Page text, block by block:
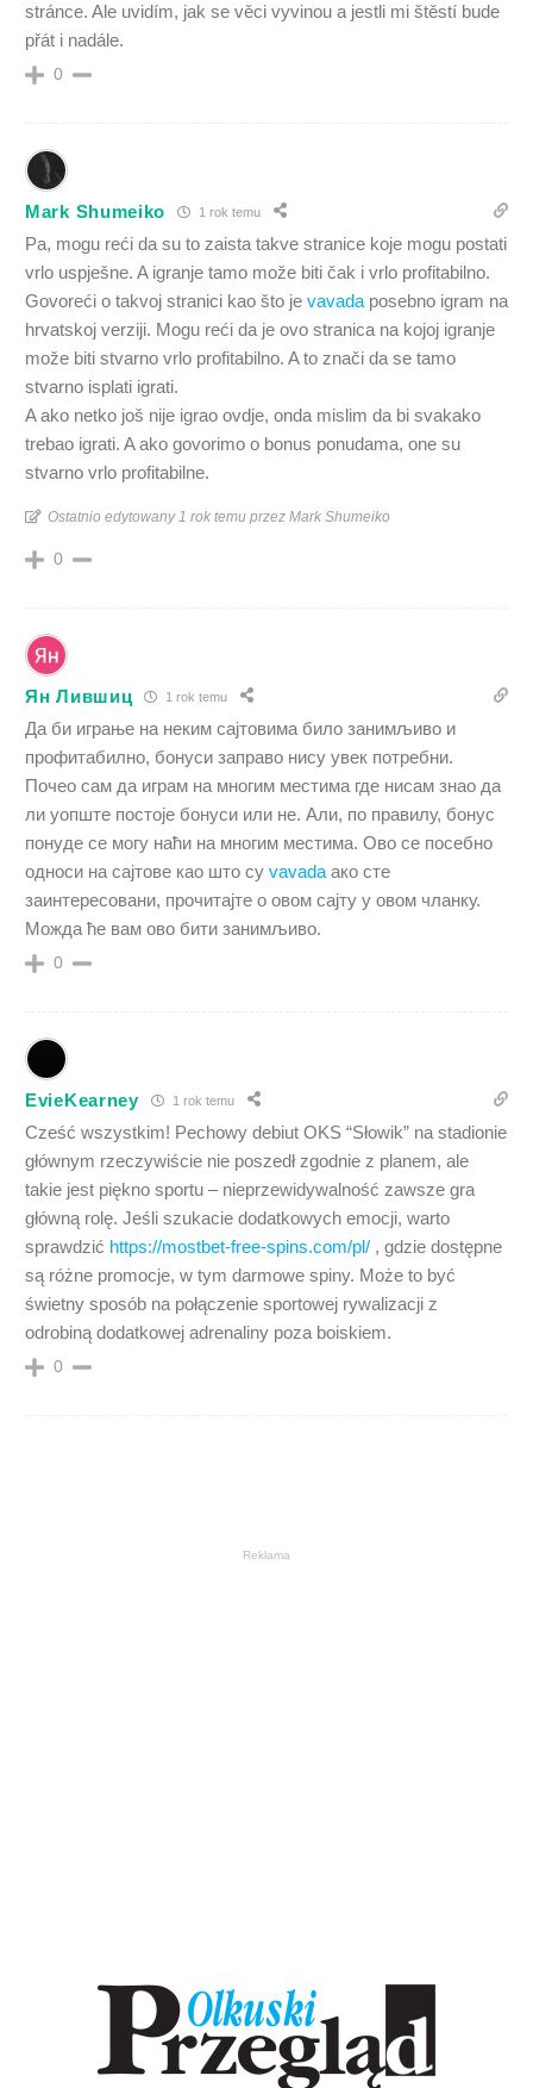
stránce. Ale uvidím, jak se věci vyvinou a jestli mi štěstí bude
přát i nadále.
0
Mark Shumeiko 1 rok temu
Pa, mogu reći da su to zaista takve stranice koje mogu postati
vrlo uspješne. A igranje tamo može biti čak i vrlo profitabilno.
Govoreći o takvoj stranici kao što je vavada posebno igram na
hrvatskoj verziji. Mogu reći da je ovo stranica na kojoj igranje
može biti stvarno vrlo profitabilno. A to znači da se tamo
stvarno isplati igrati.
A ako netko još nije igrao ovdje, onda mislim da bi svakako
trebao igrati. A ako govorimo o bonus ponudama, one su
stvarno vrlo profitabilne.
Ostatnio edytowany 1 rok temu przez Mark Shumeiko
0
Ян Лившиц 1 rok temu
Да би играње на неким сајтовима било занимљиво и
профитабилно, бонуси заправо нису увек потребни.
Почео сам да играм на многим местима где нисам знао да
ли уопште постоје бонуси или не. Али, по правилу, бонус
понуде се могу наћи на многим местима. Ово се посебно
односи на сајтове као што су vavada ако сте
заинтересовани, прочитајте о овом сајту у овом чланку.
Можда ће вам ово бити занимљиво.
0
EvieKearney 1 rok temu
Cześć wszystkim! Pechowy debiut OKS “Słowik” na stadionie
głównym rzeczywiście nie poszedł zgodnie z planem, ale
takie jest piękno sportu – nieprzewidywalność zawsze gra
główną rolę. Jeśli szukacie dodatkowych emocji, warto
sprawdzić https://mostbet-free-spins.com/pl/ , gdzie dostępne
są różne promocje, w tym darmowe spiny. Może to być
świetny sposób na połączenie sportowej rywalizacji z
odrobiną dodatkowej adrenaliny poza boiskiem.
0
Reklama